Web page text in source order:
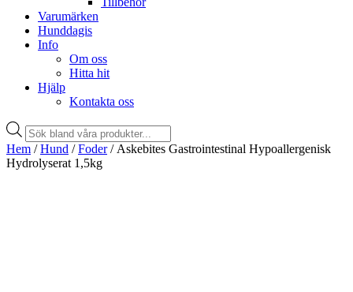
Varumärken
Hunddagis
Info
Om oss
Hitta hit
Hjälp
Kontakta oss
Products
search
Hem /Hund /Foder/ Askebites Gastrointestinal Hypoallergenisk
Hydrolyserat 1,5kg